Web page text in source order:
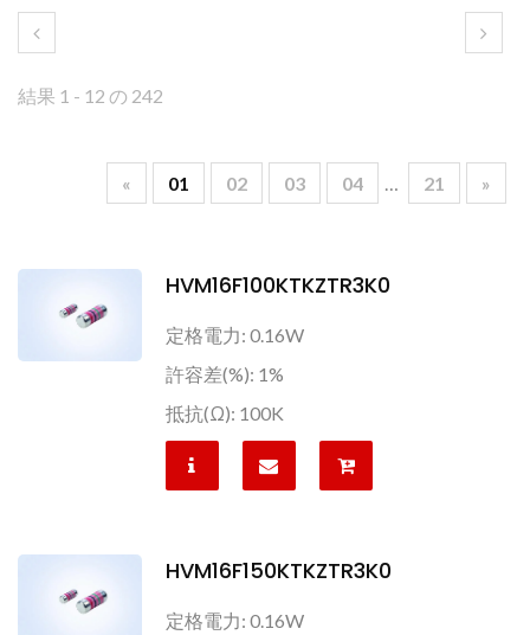
結果 1 - 12 の 242
« 01 02 03 04 21 »
HVM16F100KTKZTR3K0
定格電力: 0.16W
許容差(%): 1%
抵抗(Ω): 100K
HVM16F150KTKZTR3K0
定格電力: 0.16W